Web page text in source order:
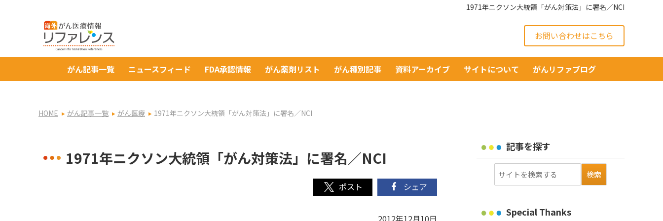
1971年ニクソン大統領「がん対策法」に署名／NCI
お問い合わせはこちら
がん記事一覧 ニュースフィード FDA承認情報 がん薬剤リスト がん種別記事 資料アーカイブ サイトについて がんリファブログ
HOME がん記事一覧 がん医療 1971年ニクソン大統領「がん対策法」に署名／NCI
1971年ニクソン大統領「がん対策法」に署名／NCI
シェア
2012年12月10日
記事を探す
Special Thanks